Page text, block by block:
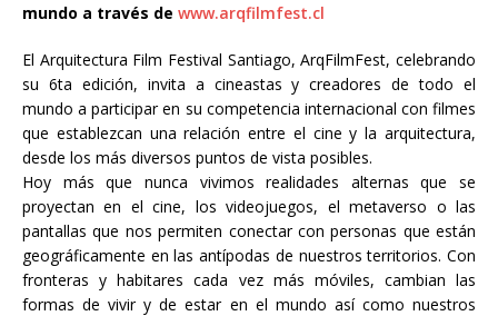
mundo a través de www.arqfilmfest.cl
El Arquitectura Film Festival Santiago, ArqFilmFest, celebrando
su 6ta edición, invita a cineastas y creadores de todo el
mundo a participar en su competencia internacional con filmes
que establezcan una relación entre el cine y la arquitectura,
desde los más diversos puntos de vista posibles.
Hoy más que nunca vivimos realidades alternas que se
proyectan en el cine, los videojuegos, el metaverso o las
pantallas que nos permiten conectar con personas que están
geográficamente en las antípodas de nuestros territorios. Con
fronteras y habitares cada vez más móviles, cambian las
formas de vivir y de estar en el mundo así como nuestros